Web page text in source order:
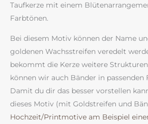
Taufkerze mit einem
Farbtönen.
Bei diesem Motiv können der Name
goldenen Wachsstreifen veredelt
bekommt die Kerze weitere
können wir auch Bänder in passenden
Damit du dir das besser vorstellen
dieses Motiv (mit Goldstreifen und
Hochzeit/Printmotive am Beispiel